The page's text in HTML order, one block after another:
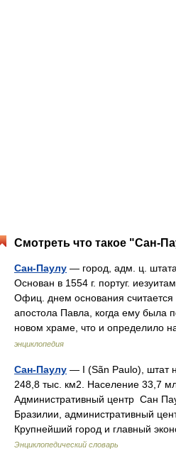
Смотреть что такое "Сан-
Сан-Паулу — город, адм. ц.
Основан в 1554 г. португ.
Офиц. днем основания
апостола Павла, когда ему была
новом храме, что и определило
энциклопедия
Сан-Паулу — I (Sãn Paulo), штат
248,8 тыс. км2. Население 33,7
Административный центр Сан
Бразилии, административный
Крупнейший город и главный
Энциклопедический словарь